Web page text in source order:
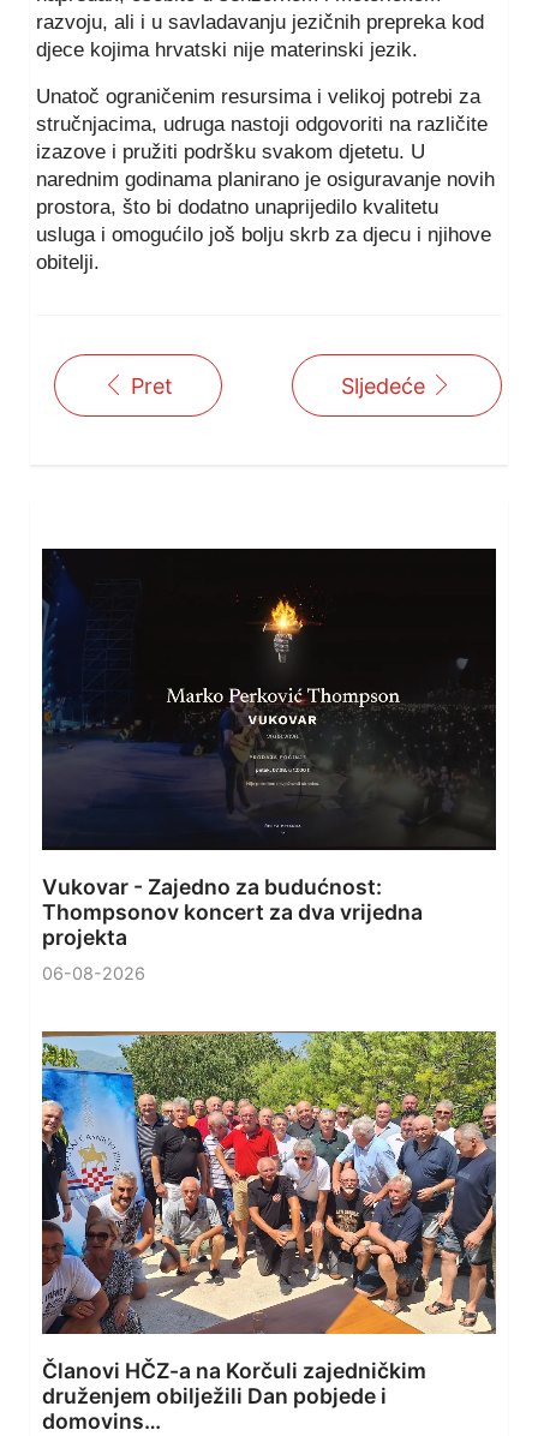
razvoju, ali i u savladavanju jezičnih prepreka kod
djece kojima hrvatski nije materinski jezik.
Unatoč ograničenim resursima i velikoj potrebi za
stručnjacima, udruga nastoji odgovoriti na različite
izazove i pružiti podršku svakom djetetu. U
narednim godinama planirano je osiguravanje novih
prostora, što bi dodatno unaprijedilo kvalitetu
usluga i omogućilo još bolju skrb za djecu i njihove
obitelji.
Pret Sljedeće
Vukovar - Zajedno za budućnost:
Thompsonov koncert za dva vrijedna
projekta
06-08-2026
Članovi HČZ-a na Korčuli zajedničkim
druženjem obilježili Dan pobjede i
domovins…